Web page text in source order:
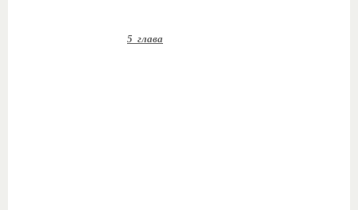
5 глава